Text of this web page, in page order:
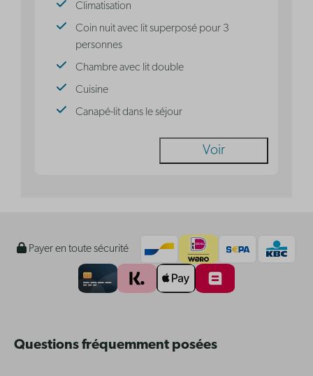
Climatisation
Coin nuit avec lit superposé pour 3
personnes
Chambre avec lit double
Cuisine
Canapé-lit dans le séjour
Voir
Payer en toute sécurité
Questions fréquemment posées